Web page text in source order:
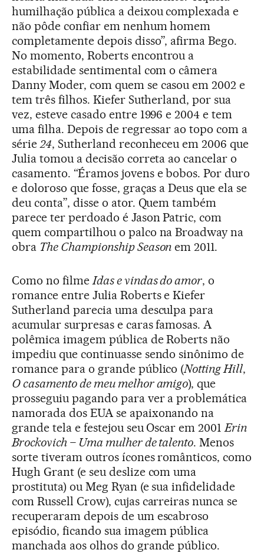
humilhação pública a deixou complexada e
não pôde confiar em nenhum homem
completamente depois disso”, afirma Bego.
No momento, Roberts encontrou a
estabilidade sentimental com o câmera
Danny Moder, com quem se casou em 2002 e
tem três filhos. Kiefer Sutherland, por sua
vez, esteve casado entre 1996 e 2004 e tem
uma filha. Depois de regressar ao topo com a
série24, Sutherland reconheceu em 2006 que
Julia tomou a decisão correta ao cancelar o
casamento. “Éramos jovens e bobos. Por duro
e doloroso que fosse, graças a Deus que ela se
deu conta”, disse o ator. Quem também
parece ter perdoado é Jason Patric, com
quem compartilhou o palco na Broadway na
obra The Championship Season em 2011.
Como no filmeIdas e vindas do amor, o
romance entre Julia Roberts e Kiefer
Sutherland parecia uma desculpa para
acumular surpresas e caras famosas. A
polêmica imagem pública de Roberts não
impediu que continuasse sendo sinônimo de
romance para o grande público (Notting Hill,
O casamento de meu melhor amigo), que
prosseguiu pagando para ver a problemática
namorada dos EUA se apaixonando na
grande tela e festejou seu Oscar em 2001Erin
Brockovich – Uma mulher de talento. Menos
sorte tiveram outros ícones românticos, como
Hugh Grant (e seu deslize com uma
prostituta) ou Meg Ryan (e sua infidelidade
com Russell Crow), cujas carreiras nunca se
recuperaram depois de um escabroso
episódio, ficando sua imagem pública
manchada aos olhos do grande público.